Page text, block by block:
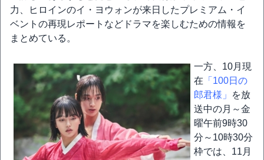
力、ヒロインのイ・ヨウォンが来日したプレミアム・イ
ベントの再現レポートなどドラマを楽しむための情報を
まとめている。
一方、10月現
在 「100日の
郎君様」
を放
送中の月～金
曜午前9時30
分～10時30分
枠では、11月